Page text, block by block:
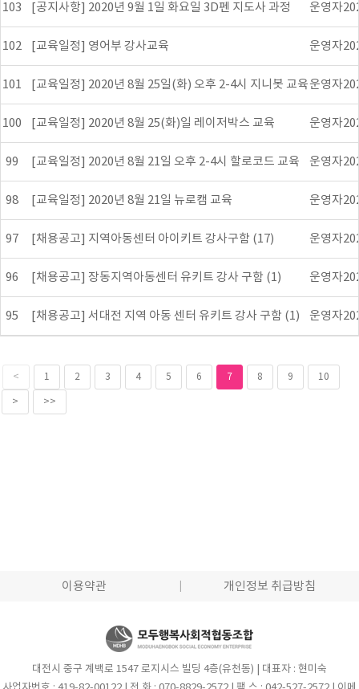
103 [공지사항] 2020년 9월 1일 화요일 3D펜 지도사 과정 운영자
102 [교육일정] 영어부 강사교육 운영자
101 [교육일정] 2020년 8월 25일(화) 오후 2-4시 지니봇 교육운영자
100 [교육일정] 2020년 8월 25(화)일 레이저박스 교육 운영자
99 [교육일정] 2020년 8월 21일 오후 2-4시 할로코드 교육 운영자
98 [교육일정] 2020년 8월 21일 뉴로캠 교육 운영자
97 [채용공고] 지역아동센터 아이키트 강사구함 (17) 운영자
96 [채용공고] 장동지역아동센터 유키트 강사 구함 (1) 운영자
95 [채용공고] 서대전 지역 아동 센터 유키트 강사 구함 (1) 운영자
< 1 2 3 4 5 6 7 8 9 10
> >>
이용약관 개인정보 취급방침
대전시 중구 계백로 1547 로지시스 빌딩 4층(유천동) | 대표자 : 현미숙